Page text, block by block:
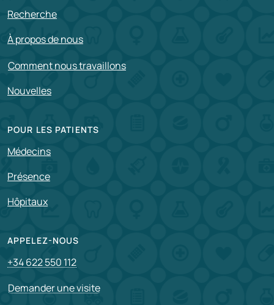
Recherche
À propos de nous
Comment nous travaillons
Nouvelles
POUR LES PATIENTS
Médecins
Présence
Hôpitaux
APPELEZ-NOUS
+34 622 550 112
Demander une visite